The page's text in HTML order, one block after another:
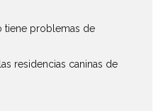
tiene problemas de
residencias caninas de